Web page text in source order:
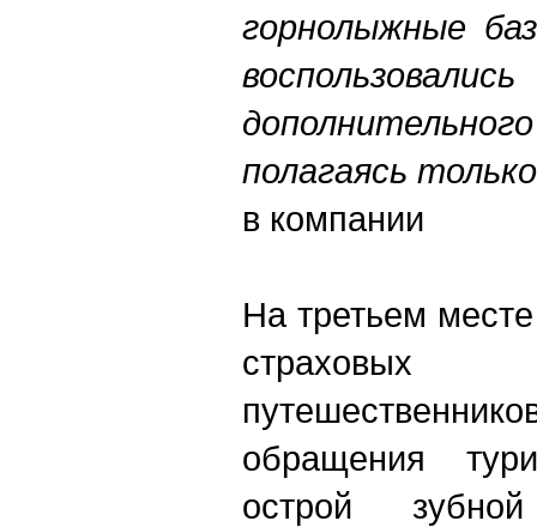
горнолыжные
полагаясь
в компании
На третьем
обращения
острой